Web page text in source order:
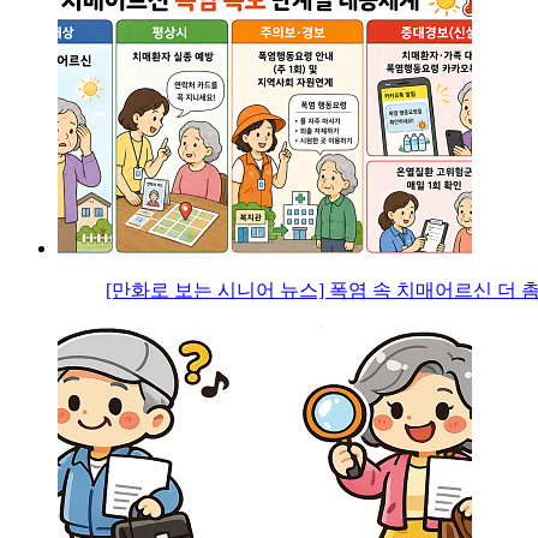
[만화로 보는 시니어 뉴스] 폭염 속 치매어르신 더